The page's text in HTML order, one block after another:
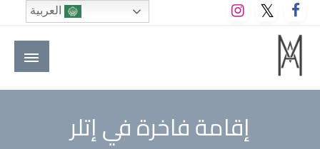
التخطي
إلى
المحتوى
M A hotels | إم ايه هوتيلز
الموقع الأول للعاملين في الفنادق في العالم العربي
إقامة فاخرة في إتلر
العربية